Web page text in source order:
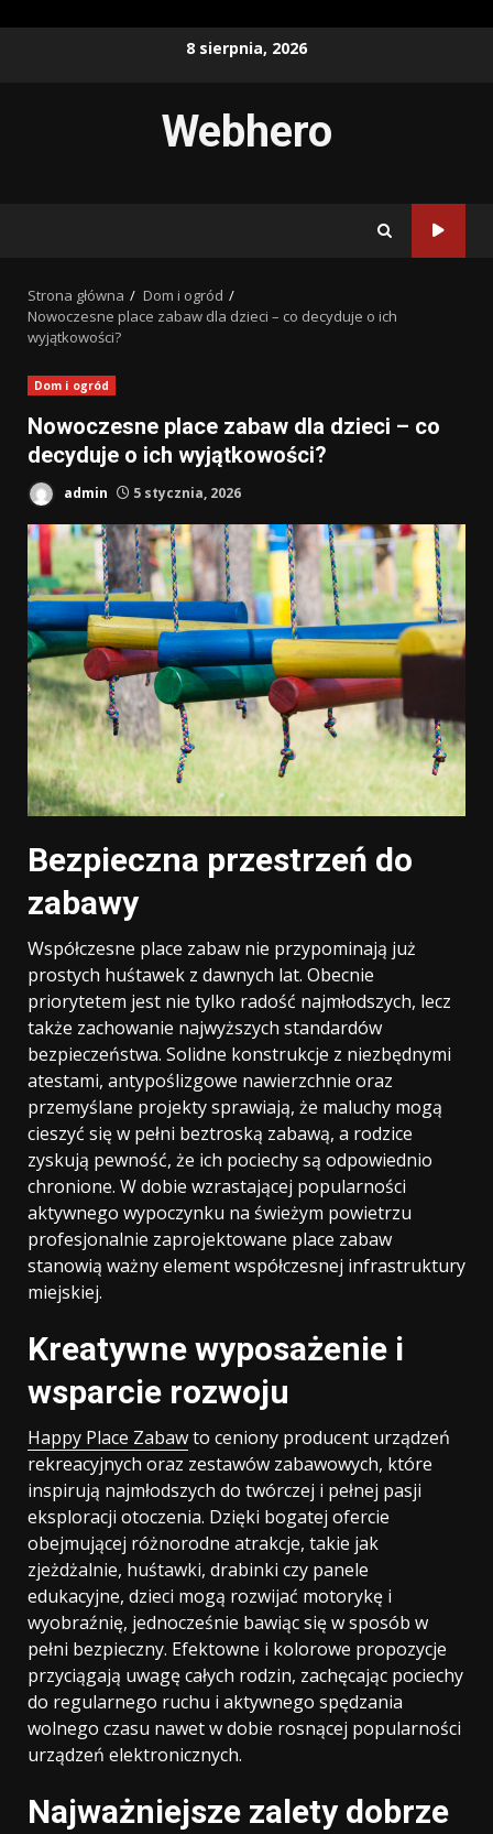
8 sierpnia, 2026
Webhero
Strona główna
Dom i ogród
Nowoczesne place zabaw dla dzieci – co decyduje o ich
wyjątkowości?
Dom i ogród
Nowoczesne place zabaw dla dzieci – co
decyduje o ich wyjątkowości?
admin 5 stycznia, 2026
Bezpieczna przestrzeń do
zabawy
Współczesne place zabaw nie przypominają już
prostych huśtawek z dawnych lat. Obecnie
priorytetem jest nie tylko radość najmłodszych, lecz
także zachowanie najwyższych standardów
bezpieczeństwa. Solidne konstrukcje z niezbędnymi
atestami, antypoślizgowe nawierzchnie oraz
przemyślane projekty sprawiają, że maluchy mogą
cieszyć się w pełni beztroską zabawą, a rodzice
zyskują pewność, że ich pociechy są odpowiednio
chronione. W dobie wzrastającej popularności
aktywnego wypoczynku na świeżym powietrzu
profesjonalnie zaprojektowane place zabaw
stanowią ważny element współczesnej infrastruktury
miejskiej.
Kreatywne wyposażenie i
wsparcie rozwoju
Happy Place Zabawto ceniony producent urządzeń
rekreacyjnych oraz zestawów zabawowych, które
inspirują najmłodszych do twórczej i pełnej pasji
eksploracji otoczenia. Dzięki bogatej ofercie
obejmującej różnorodne atrakcje, takie jak
zjeżdżalnie, huśtawki, drabinki czy panele
edukacyjne, dzieci mogą rozwijać motorykę i
wyobraźnię, jednocześnie bawiąc się w sposób w
pełni bezpieczny. Efektowne i kolorowe propozycje
przyciągają uwagę całych rodzin, zachęcając pociechy
do regularnego ruchu i aktywnego spędzania
wolnego czasu nawet w dobie rosnącej popularności
urządzeń elektronicznych.
Najważniejsze zalety dobrze